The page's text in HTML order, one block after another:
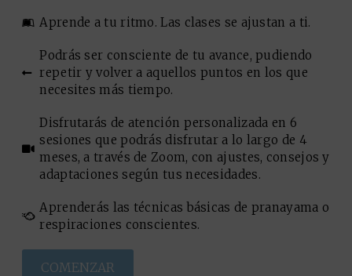
Aprende a tu ritmo. Las clases se ajustan a ti.
Podrás ser consciente de tu avance, pudiendo
repetir y volver a aquellos puntos en los que
necesites más tiempo.
Disfrutarás de atención personalizada en 6
sesiones que podrás disfrutar a lo largo de 4
meses, a través de Zoom, con ajustes, consejos y
adaptaciones según tus necesidades.
Aprenderás las técnicas básicas de pranayama o
respiraciones conscientes.
COMENZAR